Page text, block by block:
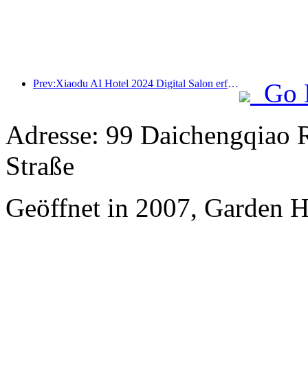
Prev:Xiaodu AI Hotel 2024 Digital Salon erfolgreich abgeschlossen! Beschleunigen Sie die Rekonstruktion des zukünftigen Hotelerlebnisses
Go
Adresse: 99 Daichengqiao
Straße
Geöffnet in 2007, Garden